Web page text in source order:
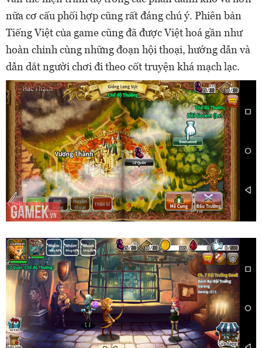
nữa cơ cấu phối hợp cũng rất đáng chú ý. Phiên bản
Tiếng Việt của game cũng đã được Việt hoá gần như
hoàn chỉnh cùng những đoạn hội thoại, hướng dẫn và
dẫn dắt người chơi đi theo cốt truyện khá mạch lạc.